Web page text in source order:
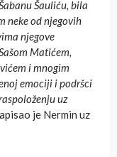
Šauliću, bila
neke od njegovih
njegove
Matićem,
i mnogim
emociji i podršci
uz
je Nermin uz